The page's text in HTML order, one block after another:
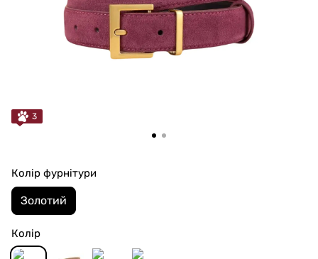
3
Колір фурнітури
Золотий
Колір